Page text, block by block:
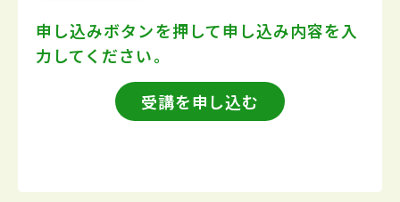
申し込みボタンを押して申し込み内容を入
力してください。
受講を申し込む